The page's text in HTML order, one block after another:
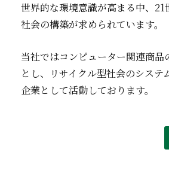
世界的な環境意識が高まる中、21
社会の構築が求められています。
当社ではコンピューター関連商品
とし、リサイクル型社会のシステ
企業として活動しております。